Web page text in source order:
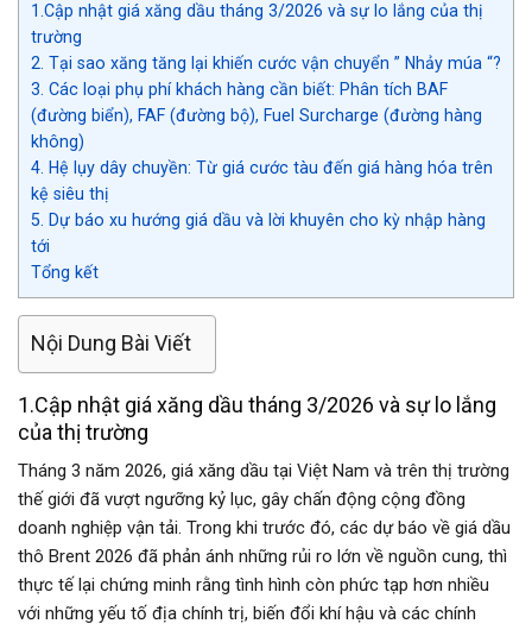
1.Cập nhật giá xăng dầu tháng 3/2026 và sự lo lắng của thị
trường
2. Tại sao xăng tăng lại khiến cước vận chuyển ” Nhảy múa “?
3. Các loại phụ phí khách hàng cần biết: Phân tích BAF
(đường biển), FAF (đường bộ), Fuel Surcharge (đường hàng
không)
4. Hệ lụy dây chuyền: Từ giá cước tàu đến giá hàng hóa trên
kệ siêu thị
5. Dự báo xu hướng giá dầu và lời khuyên cho kỳ nhập hàng
tới
Tổng kết
Nội Dung Bài Viết
1.Cập nhật giá xăng dầu tháng 3/2026 và sự lo lắng
của thị trường
Tháng 3 năm 2026, giá xăng dầu tại Việt Nam và trên thị trường
thế giới đã vượt ngưỡng kỷ lục, gây chấn động cộng đồng
doanh nghiệp vận tải. Trong khi trước đó, các dự báo về giá dầu
thô Brent 2026 đã phản ánh những rủi ro lớn về nguồn cung, thì
thực tế lại chứng minh rằng tình hình còn phức tạp hơn nhiều
với những yếu tố địa chính trị, biến đổi khí hậu và các chính